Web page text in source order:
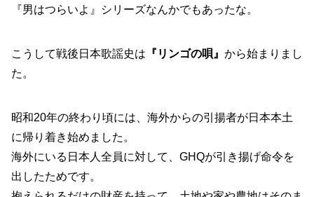
『男はつらいよ』シリーズなんかでもあったな。
こうして戦後日本歌謡史は 『リンゴの唄』 から始まりまし
た。
昭和20年の終わり頃には、海外からの引揚者が日本本土
に帰り着き始めました。
海外にいる日本人全員に対して、GHQが引き揚げ命令を
出したためです。